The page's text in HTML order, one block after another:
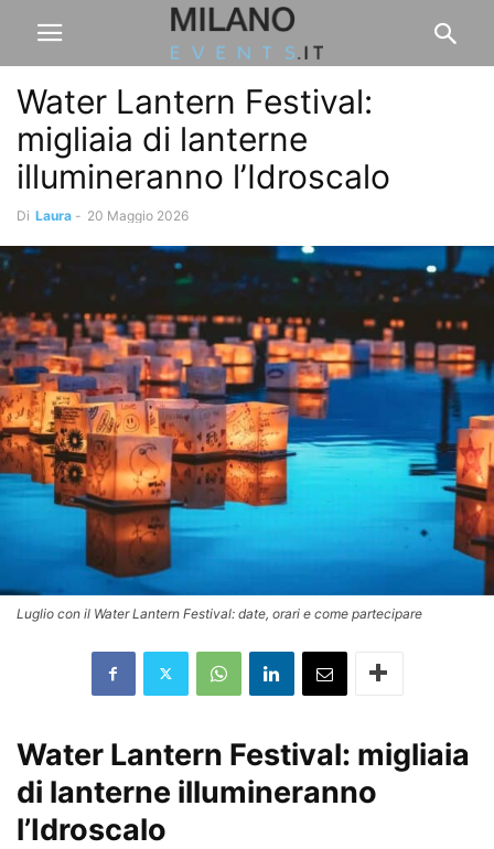
Water Lantern Festival:
migliaia di lanterne
illumineranno l’Idroscalo
Di Laura - 20 Maggio 2026
Luglio con il Water Lantern Festival: date, orari e come partecipare
Water Lantern Festival: migliaia
di lanterne illumineranno
l’Idroscalo